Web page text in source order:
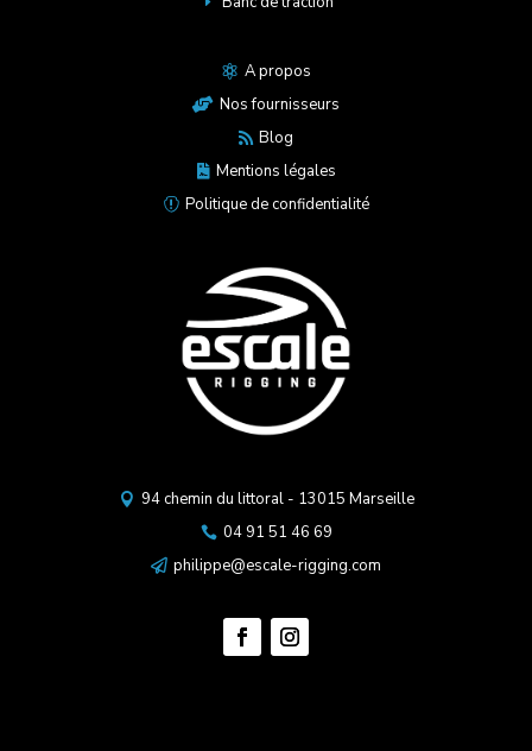
 A propos
 Nos fournisseurs
 Blog
 Mentions légales
 Politique de confidentialité
 94 chemin du littoral - 13015 Marseille
 04 91 51 46 69
 philippe@escale-rigging.com